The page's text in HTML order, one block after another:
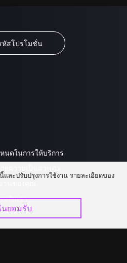
หัสโปรโมชั่น
นดในการให้บริการ
นกับเรา
และปรับปรุงการใช้งาน รายละเอียดของ
ยอมรับ